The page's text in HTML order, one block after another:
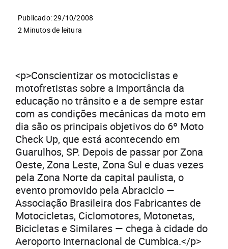
Publicado: 29/10/2008
2 Minutos de leitura
<p>Conscientizar os motociclistas e
motofretistas sobre a importância da
educação no trânsito e a de sempre estar
com as condições mecânicas da moto em
dia são os principais objetivos do 6º Moto
Check Up, que está acontecendo em
Guarulhos, SP. Depois de passar por Zona
Oeste, Zona Leste, Zona Sul e duas vezes
pela Zona Norte da capital paulista, o
evento promovido pela Abraciclo —
Associação Brasileira dos Fabricantes de
Motocicletas, Ciclomotores, Motonetas,
Bicicletas e Similares — chega à cidade do
Aeroporto Internacional de Cumbica.</p>